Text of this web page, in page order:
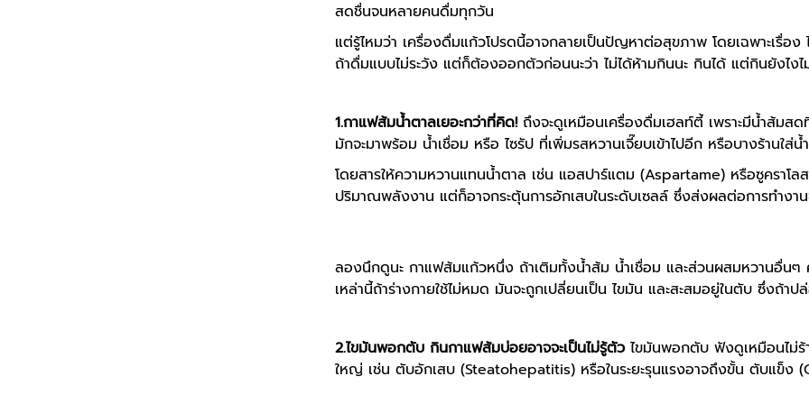
สดชื่นจนหลายคนดื่มทุกวัน
แต่รู้ไหมว่า เครื่องดื่มแก้วโปรดนี้อาจกลายเป็นปัญหาต่อสุขภาพ โดยเฉพาะเ
ถ้าดื่มแบบไม่ระวัง แต่ก็ต้องออกตัวก่อนนะว่า ไม่ได้ห้ามกินนะ กินได้ แต่กินยังไ
1.กาแฟส้มน้ำตาลเยอะกว่าที่คิด!ถึงจะดูเหมือนเครื่องดื่มเฮลท์ตี้ เพราะมีน้ำส้ม
มักจะมาพร้อม น้ำเชื่อม หรือ ไซรัป ที่เพิ่มรสหวานเจี๊ยบเข้าไปอีก หรือบางร้านใส่
โดยสารให้ความหวานแทนน้ำตาล เช่น แอสปาร์แตม (Aspartame) หรือซูครา
ปริมาณพลังงาน แต่ก็อาจกระตุ้นการอักเสบในระดับเซลล์ ซึ่งส่งผลต่อการทำงาน
ลองนึกดูนะ กาแฟส้มแก้วหนึ่ง ถ้าเติมทั้งน้ำส้ม น้ำเชื่อม และส่วนผสมหวานอื่น
เหล่านี้ถ้าร่างกายใช้ไม่หมด มันจะถูกเปลี่ยนเป็น ไขมัน และสะสมอยู่ในตับ ซึ่งถ้
2.ไขมันพอกตับ กินกาแฟส้มบ่อยอาจจะเป็นไม่รู้ตัวไขมันพอกตับ ฟังดูเหมือนไม่
ใหญ่ เช่น ตับอักเสบ (Steatohepatitis) หรือในระยะรุนแรงอาจถึงขั้น ตับแข็ง